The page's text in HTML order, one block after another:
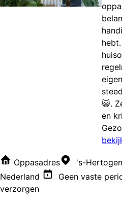
😺.
en
Oppasadres
's-
Nederland
Geen vaste
verzorgen